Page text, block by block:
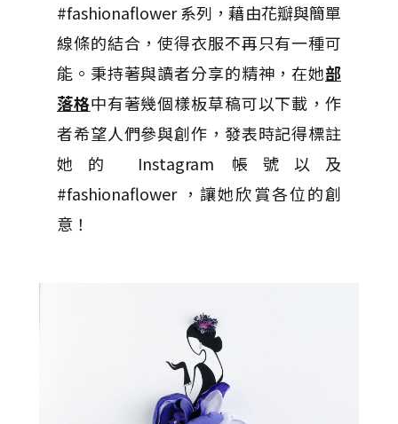
#fashionaflower 系列，藉由花瓣與簡單
線條的結合，使得衣服不再只有一種可
能。秉持著與讀者分享的精神，在她部
落格中有著幾個樣板草稿可以下載，作
者希望人們參與創作，發表時記得標註
她的 Instagram 帳號以及
#fashionaflower ，讓她欣賞各位的創
意！